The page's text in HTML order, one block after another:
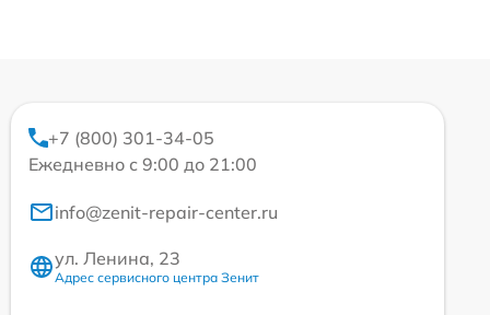
+7 (800) 301-34-05
Ежедневно с 9:00 до 21:00
info@zenit-repair-center.ru
ул. Ленина, 23
Адрес сервисного центра Зенит